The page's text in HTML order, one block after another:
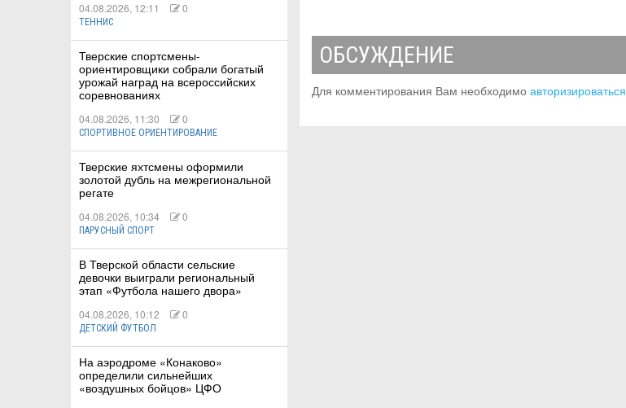
04.08.2026, 12:11 0
ТЕННИС
Тверские спортсмены-
ориентировщики собрали богатый
урожай наград на всероссийских
соревнованиях
04.08.2026, 11:30 0
СПОРТИВНОЕ ОРИЕНТИРОВАНИЕ
Тверские яхтсмены оформили
золотой дубль на межрегиональной
регате
04.08.2026, 10:34 0
ПАРУСНЫЙ СПОРТ
В Тверской области сельские
девочки выиграли региональный
этап «Футбола нашего двора»
04.08.2026, 10:12 0
ДЕТСКИЙ ФУТБОЛ
На аэродроме «Конаково»
определили сильнейших
«воздушных бойцов» ЦФО
ОБСУЖДЕНИЕ
Для комментирования Вам необходимоавторизироваться